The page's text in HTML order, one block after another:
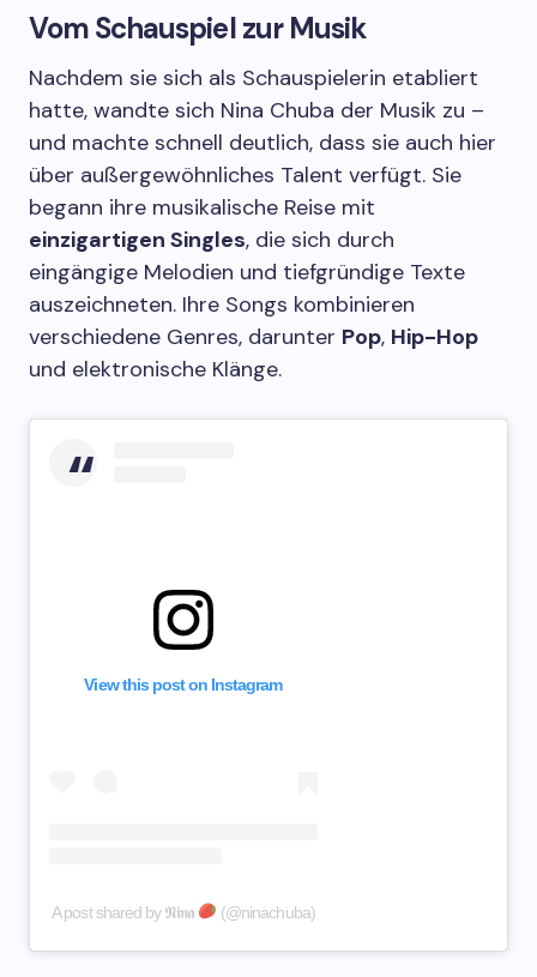
Vom Schauspiel zur Musik
Nachdem sie sich als Schauspielerin etabliert
hatte, wandte sich Nina Chuba der Musik zu –
und machte schnell deutlich, dass sie auch hier
über außergewöhnliches Talent verfügt. Sie
begann ihre musikalische Reise mit
einzigartigen Singles, die sich durch
eingängige Melodien und tiefgründige Texte
auszeichneten. Ihre Songs kombinieren
verschiedene Genres, darunter Pop, Hip-Hop
und elektronische Klänge.
View this post on Instagram
A post shared by 𝕹𝖎𝖓𝖆 (@ninachuba)